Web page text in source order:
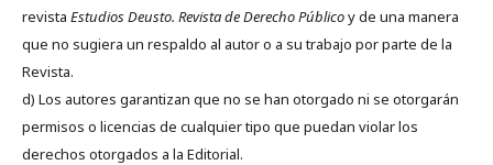
revista Estudios Deusto. Revista de Derecho Públicoy de una manera
que no sugiera un respaldo al autor o a su trabajo por parte de la
Revista.
d) Los autores garantizan que no se han otorgado ni se otorgarán
permisos o licencias de cualquier tipo que puedan violar los
derechos otorgados a la Editorial.